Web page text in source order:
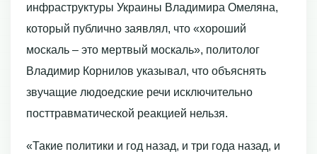
инфраструктуры Украины Владимира Омеляна,
который публично заявлял, что «хороший
москаль – это мертвый москаль», политолог
Владимир Корнилов указывал, что объяснять
звучащие людоедские речи исключительно
посттравматической реакцией нельзя.
«Такие политики и год назад, и три года назад, и